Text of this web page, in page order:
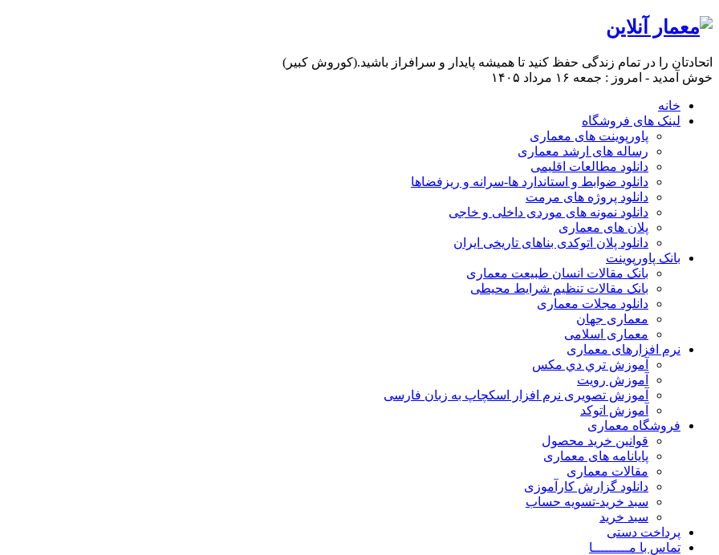
اتحادتان را در تمام زندگی حفظ کنید تا همیشه پایدار و سرافراز باشید.(کوروش کبیر)
خوش آمدید - امروز : جمعه ۱۶ مرداد ۱۴۰۵
خانه
لینک های فروشگاه
پاورپوینت های معماری
رساله های ارشد معماری
دانلود مطالعات اقلیمی
دانلود ضوابط و استاندارد ها-سرانه و ریزفضاها
دانلود پروژه های مرمت
دانلود نمونه های موردی داخلی و خاجی
پلان های معماری
دانلود پلان اتوکدی بناهای تاریخی ایران
بانک پاورپوینت
بانک مقالات انسان طبیعت معماری
بانک مقالات تنظیم شرایط محیطی
دانلود مجلات معماری
معماری جهان
معماری اسلامی
نرم افزارهای معماری
آﻣﻮزش ﺗﺮي دي ﻣﮑﺲ
آموزش رویت
آموزش تصویری نرم افزار اسکچاپ به زبان فارسی
آموزش اتوکد
فروشگاه معماری
قوانین خرید محصول
پایانامه های معماری
مقالات معماری
دانلود گزارش کارآموزی
سبد خرید-تسویه حساب
سبد خرید
پرداخت دستی
تماس با مـــــــــا